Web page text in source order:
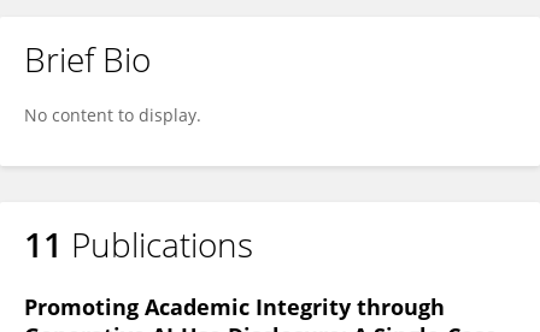
Brief Bio
No content to display.
11 Publications
Promoting Academic Integrity through